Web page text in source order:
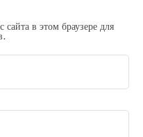
в этом браузере для